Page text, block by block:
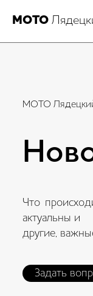
МОТО
МОТО
Что
актуальны и
другие,
Задать